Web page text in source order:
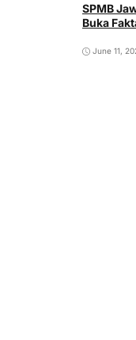
SPMB
Buka
June 11,